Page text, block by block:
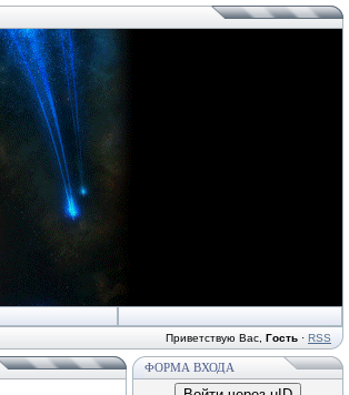
Приветствую Вас Гость · RSS
ФОРМА ВХОДА